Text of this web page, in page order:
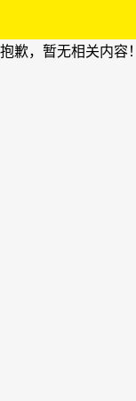
抱歉，暂无相关内容！